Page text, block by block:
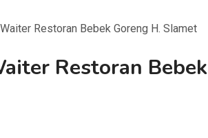
Restoran Bebek Goreng H. Slamet
Restoran Bebek